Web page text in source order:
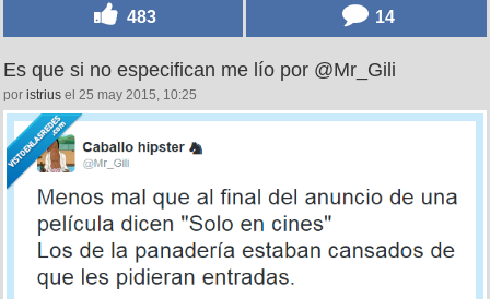
483 14
Es que si no especifican me lío por @Mr_Gili
por istrius el 25 may 2015, 10:25